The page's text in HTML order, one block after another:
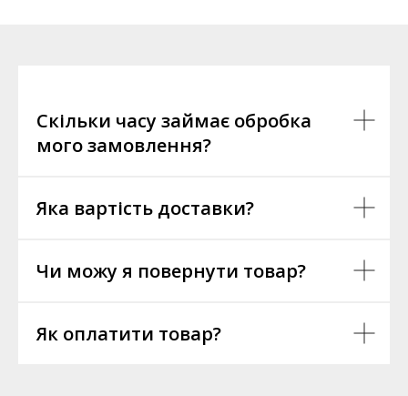
Скільки часу займає обробка
мого замовлення?
Яка вартість доставки?
Чи можу я повернути товар?
Як оплатити товар?